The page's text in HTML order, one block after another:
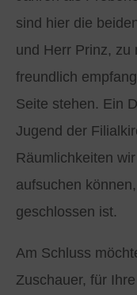
sind hier die
und Herr Prinz, zu
freundlich
Seite stehen. Ein
Jugend der
Räumlichkeiten
aufsuchen
geschlossen ist.
Am Schluss
Zuschauer, für